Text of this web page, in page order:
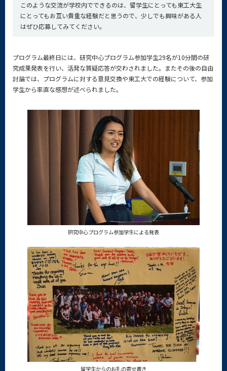
このような交流が学校内でできるのは、留学生にとっても東工大生
にとってもお互い貴重な経験だと思うので、少しでも興味がある人
はぜひ応募してみてください。
プログラム最終日には、研究中心プログラム参加学生29名が10分間の研
究成果発表を行い、活発な質疑応答が交わされました。またその後の自由
討論では、プログラムに対する意見交換や東工大での経験について、参加
学生から率直な感想が述べられました。
研究中心プログラム参加学生による発表
留学生からのお礼の寄せ書き